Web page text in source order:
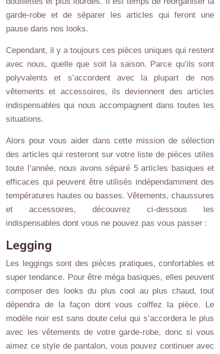
garde-robe et de séparer les articles qui feront une
pause dans nos looks.
Cependant, il y a toujours ces pièces uniques qui restent
avec nous, quelle que soit la saison. Parce qu’ils sont
polyvalents et s’accordent avec la plupart de nos
vêtements et accessoires, ils deviennent des articles
indispensables qui nous accompagnent dans toutes les
situations.
Alors pour vous aider dans cette mission de sélection
des articles qui resteront sur votre liste de pièces utiles
toute l’année, nous avons séparé 5 articles basiques et
efficaces qui peuvent être utilisés indépendamment des
températures hautes ou basses. Vêtements, chaussures
et accessoires, découvrez ci-dessous les
indispensables dont vous ne pouvez pas vous passer :
Legging
Les leggings sont des pièces pratiques, confortables et
super tendance. Pour être méga basiques, elles peuvent
composer des looks du plus cool au plus chaud, tout
dépendra de la façon dont vous coiffez la pièce. Le
modèle noir est sans doute celui qui s’accordera le plus
avec les vêtements de votre garde-robe, donc si vous
aimez ce style de pantalon, vous pouvez continuer avec